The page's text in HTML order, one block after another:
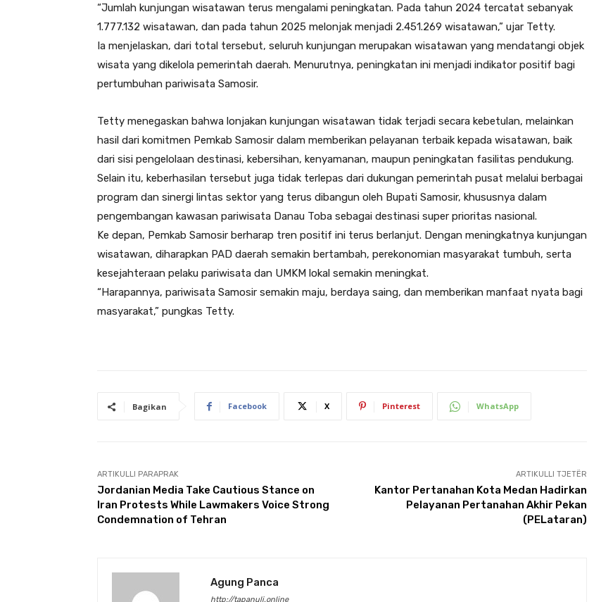
“Jumlah kunjungan wisatawan terus mengalami peningkatan. Pada tahun 2024 tercatat sebanyak
1.777.132 wisatawan, dan pada tahun 2025 melonjak menjadi 2.451.269 wisatawan,” ujar Tetty.
Ia menjelaskan, dari total tersebut, seluruh kunjungan merupakan wisatawan yang mendatangi objek
wisata yang dikelola pemerintah daerah. Menurutnya, peningkatan ini menjadi indikator positif bagi
pertumbuhan pariwisata Samosir.
Tetty menegaskan bahwa lonjakan kunjungan wisatawan tidak terjadi secara kebetulan, melainkan
hasil dari komitmen Pemkab Samosir dalam memberikan pelayanan terbaik kepada wisatawan, baik
dari sisi pengelolaan destinasi, kebersihan, kenyamanan, maupun peningkatan fasilitas pendukung.
Selain itu, keberhasilan tersebut juga tidak terlepas dari dukungan pemerintah pusat melalui berbagai
program dan sinergi lintas sektor yang terus dibangun oleh Bupati Samosir, khususnya dalam
pengembangan kawasan pariwisata Danau Toba sebagai destinasi super prioritas nasional.
Ke depan, Pemkab Samosir berharap tren positif ini terus berlanjut. Dengan meningkatnya kunjungan
wisatawan, diharapkan PAD daerah semakin bertambah, perekonomian masyarakat tumbuh, serta
kesejahteraan pelaku pariwisata dan UMKM lokal semakin meningkat.
“Harapannya, pariwisata Samosir semakin maju, berdaya saing, dan memberikan manfaat nyata bagi
masyarakat,” pungkas Tetty.
Bagikan Facebook X Pinterest WhatsApp
ARTIKULLI PARAPRAK
Jordanian Media Take Cautious Stance on
Iran Protests While Lawmakers Voice Strong
Condemnation of Tehran
ARTIKULLI TJETËR
Kantor Pertanahan Kota Medan Hadirkan
Pelayanan Pertanahan Akhir Pekan
(PELataran)
Agung Panca
http://tapanuli.online